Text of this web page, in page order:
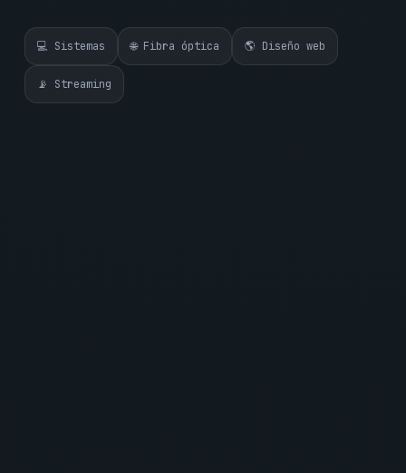
💻 Sistemas 🌐 Fibra óptica 🌎 Diseño web
📡 Streaming